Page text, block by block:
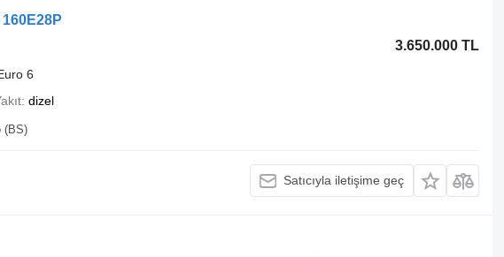
3.650.000 TL
6
dizel
(BS)
Satıcıyla iletişime geç